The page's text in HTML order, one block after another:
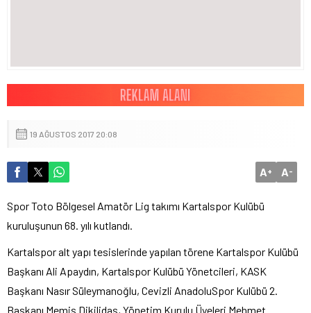
19 AĞUSTOS 2017 20:08
A+ A-
Spor Toto Bölgesel Amatör Lig takımı Kartalspor Kulübü
kuruluşunun 68. yılı kutlandı.
Kartalspor alt yapı tesislerinde yapılan törene Kartalspor Kulübü
Başkanı Ali Apaydın, Kartalspor Kulübü Yönetcileri, KASK
Başkanı Nasır Süleymanoğlu, Cevizli AnadoluSpor Kulübü 2.
Başkanı Memiş Dikilidaş, Yönetim Kurulu Üyeleri Mehmet